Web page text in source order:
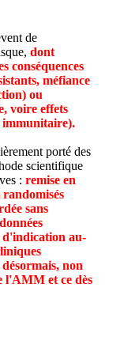
de
dont
conséquences
méfiance
ou
voire effets
immunitaire).
porté des
scientifique
: remise en
randomisés
sans
d'indication au-
non
l'AMM et ce dès